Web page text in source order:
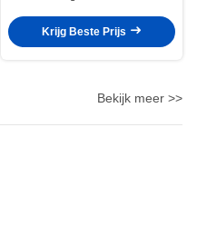
Krijg Beste Prijs
Bekijk meer >>